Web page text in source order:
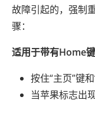
故障引起的，强制
骤：
适用于带有Home键
按住“主页”键和
当苹果标志出